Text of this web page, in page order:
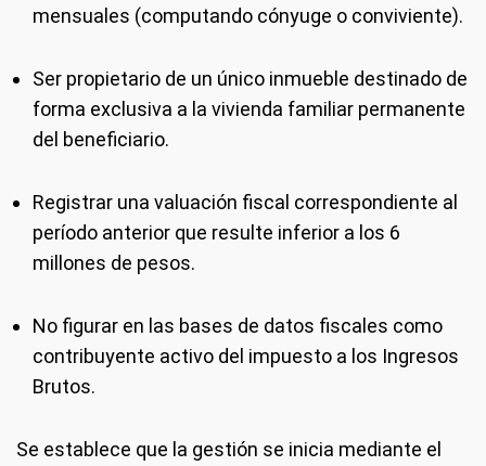
mensuales (computando cónyuge o conviviente).
Ser propietario de un único inmueble destinado de
forma exclusiva a la vivienda familiar permanente
del beneficiario.
Registrar una valuación fiscal correspondiente al
período anterior que resulte inferior a los 6
millones de pesos.
No figurar en las bases de datos fiscales como
contribuyente activo del impuesto a los Ingresos
Brutos.
Se establece que la gestión se inicia mediante el